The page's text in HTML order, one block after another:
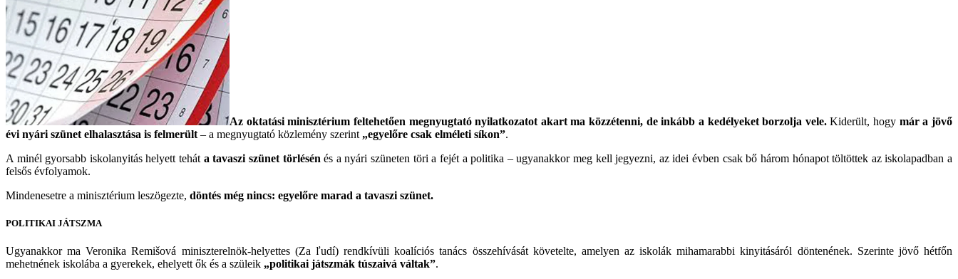
Az oktatási minisztérium feltehetően megnyugtató nyilatkozatot akart ma közzétenni, de inkább a kedélyeket borzolja vele.Kiderült, hogy már a jövő
évi nyári szünet elhalasztása is felmerült – a megnyugtató közlemény szerint „egyelőre csak elméleti síkon”.
A minél gyorsabb iskolanyitás helyett tehát a tavaszi szünet törlésén és a nyári szüneten töri a fejét a politika – ugyanakkor meg kell jegyezni, az idei évben csak bő három hónapot töltöttek az iskolapadban a
felsős évfolyamok.
Mindenesetre a minisztérium leszögezte, döntés még nincs: egyelőre marad a tavaszi szünet.
POLITIKAI JÁTSZMA
Ugyanakkor ma Veronika Remišová miniszterelnök-helyettes (Za ľudí) rendkívüli koalíciós tanács összehívását követelte, amelyen az iskolák mihamarabbi kinyitásáról döntenének. Szerinte jövő hétfőn
mehetnének iskolába a gyerekek, ehelyett ők és a szüleik „politikai játszmák túszaivá váltak”.